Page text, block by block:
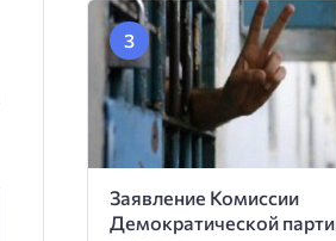
Заявление Комиссии
Демократической